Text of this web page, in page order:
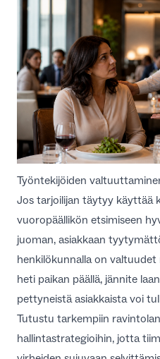
Työntekijöiden
Jos tarjoilijan täytyy käyttää
vuoropäällikön etsimiseen
juoman, asiakkaan
henkilökunnalla on
heti paikan päällä, jännite
pettyneistä asiakkaista voi
Tutustu tarkempiin
hallintastrategioihin, jotta